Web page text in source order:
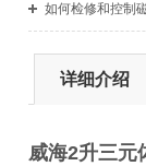
如何检修和控制
详细介绍
威海2升三元